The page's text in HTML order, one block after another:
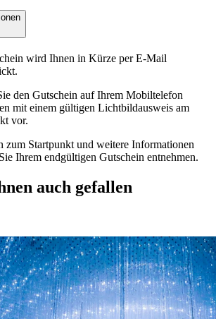
wird Ihnen in Kürze per E-Mail
den Gutschein auf Ihrem Mobiltelefon
mit einem gültigen Lichtbildausweis am
vor.
zum Startpunkt und weitere Informationen
Ihrem endgültigen Gutschein entnehmen.
auch gefallen